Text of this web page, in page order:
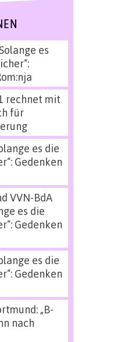
es
rechnet mit
für
es die
Gedenken
VVN-BdA
es die
Gedenken
es die
Gedenken
„B-
nach